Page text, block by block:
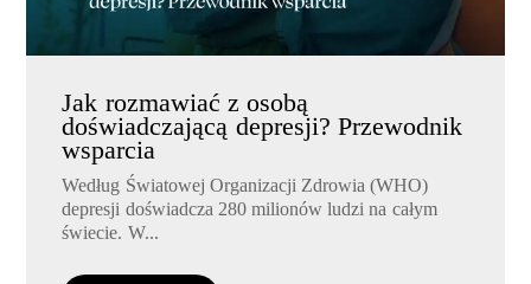
Jak rozmawiać z osobą
doświadczającą depresji? Przewodnik
wsparcia
Według Światowej Organizacji Zdrowia (WHO)
depresji doświadcza 280 milionów ludzi na całym
świecie. W...